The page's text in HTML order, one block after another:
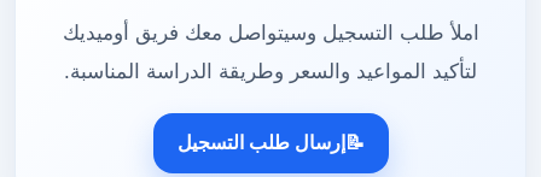
املأ طلب التسجيل وسيتواصل معك فريق أوميديك
لتأكيد المواعيد والسعر وطريقة الدراسة المناسبة.
📝 إرسال طلب التسجيل